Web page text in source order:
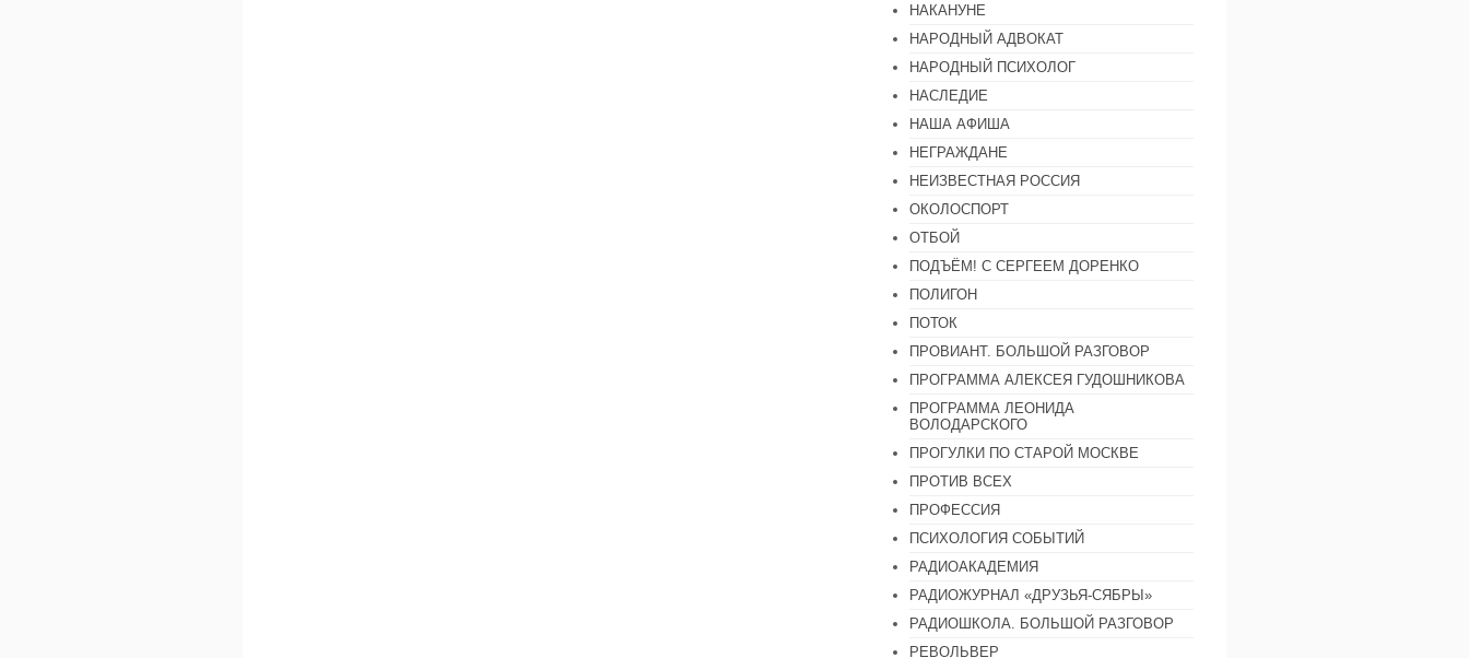
НАКАНУНЕ
НАРОДНЫЙ АДВОКАТ
НАРОДНЫЙ ПСИХОЛОГ
НАСЛЕДИЕ
НАША АФИША
НЕГРАЖДАНЕ
НЕИЗВЕСТНАЯ РОССИЯ
ОКОЛОСПОРТ
ОТБОЙ
ПОДЪЁМ! С СЕРГЕЕМ ДОРЕНКО
ПОЛИГОН
ПОТОК
ПРОВИАНТ. БОЛЬШОЙ РАЗГОВОР
ПРОГРАММА АЛЕКСЕЯ ГУДОШНИКОВА
ПРОГРАММА ЛЕОНИДА
ВОЛОДАРСКОГО
ПРОГУЛКИ ПО СТАРОЙ МОСКВЕ
ПРОТИВ ВСЕХ
ПРОФЕССИЯ
ПСИХОЛОГИЯ СОБЫТИЙ
РАДИОАКАДЕМИЯ
РАДИОЖУРНАЛ «ДРУЗЬЯ-СЯБРЫ»
РАДИОШКОЛА. БОЛЬШОЙ РАЗГОВОР
РЕВОЛЬВЕР